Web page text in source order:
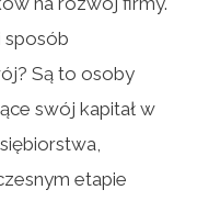
sposób
Są to osoby
swój kapitał w
etapie